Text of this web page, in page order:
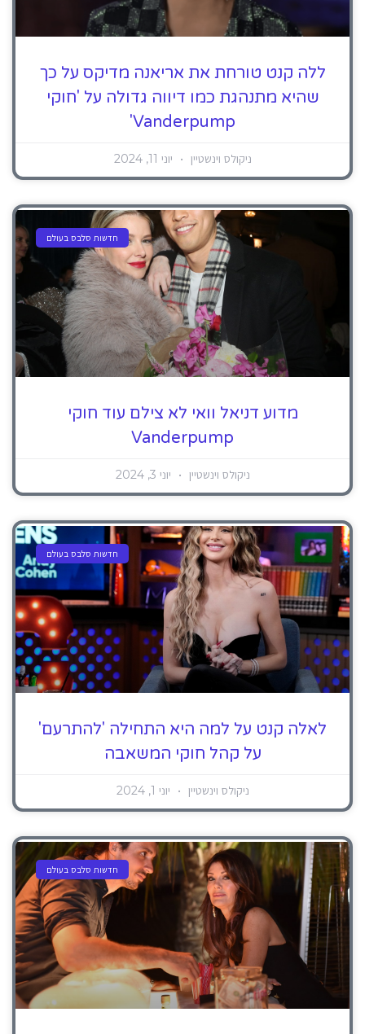
ללה קנט טורחת את אריאנה מדיקס על כך
שהיא מתנהגת כמו דיווה גדולה על 'חוקי
Vanderpump'
ניקולס וינשטיין יוני 11, 2024
חדשות סלבס בעולם
מדוע דניאל וואי לא צילם עוד חוקי
Vanderpump
ניקולס וינשטיין יוני 3, 2024
חדשות סלבס בעולם
לאלה קנט על למה היא התחילה 'להתרעם'
על קהל חוקי המשאבה
ניקולס וינשטיין יוני 1, 2024
חדשות סלבס בעולם